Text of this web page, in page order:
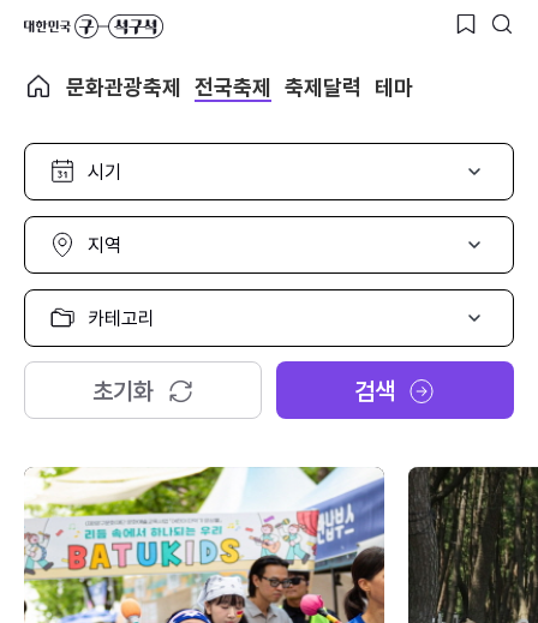
문화관광축제 전국축제 축제달력 테마
시
선
택
지
선
택
카
고
리
택
초기화 검색